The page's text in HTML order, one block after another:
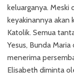
keluarganya. Meski
keyakinannya akan
Katolik. Semua
Yesus, Bunda
menerima
Elisabeth diminta